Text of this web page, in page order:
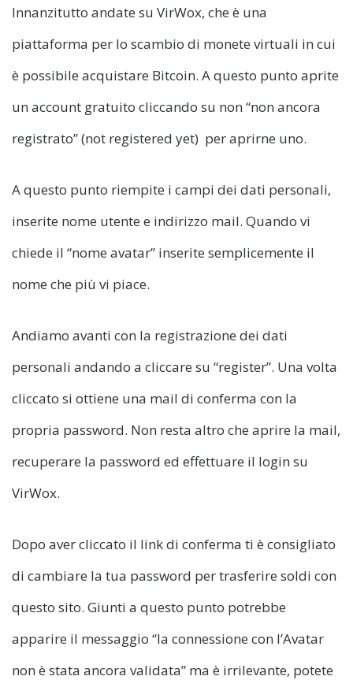
Innanzitutto andate su VirWox, che è una
piattaforma per lo scambio di monete virtuali in cui
è possibile acquistare Bitcoin. A questo punto aprite
un account gratuito cliccando su non “non ancora
registrato” (not registered yet) per aprirne uno.
A questo punto riempite i campi dei dati personali,
inserite nome utente e indirizzo mail. Quando vi
chiede il “nome avatar” inserite semplicemente il
nome che più vi piace.
Andiamo avanti con la registrazione dei dati
personali andando a cliccare su “register”. Una volta
cliccato si ottiene una mail di conferma con la
propria password. Non resta altro che aprire la mail,
recuperare la password ed effettuare il login su
VirWox.
Dopo aver cliccato il link di conferma ti è consigliato
di cambiare la tua password per trasferire soldi con
questo sito. Giunti a questo punto potrebbe
apparire il messaggio “la connessione con l’Avatar
non è stata ancora validata” ma è irrilevante, potete